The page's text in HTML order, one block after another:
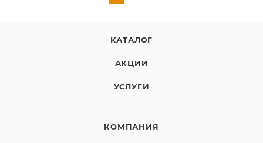
КАТАЛОГ
АКЦИИ
УСЛУГИ
КОМПАНИЯ